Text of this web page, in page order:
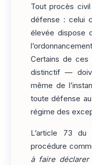
Tout procès
défense : celui
élevée dispose
Certains de
distinctif —
même de
toute défense
régime des
L’article 73 du
procédure
à faire